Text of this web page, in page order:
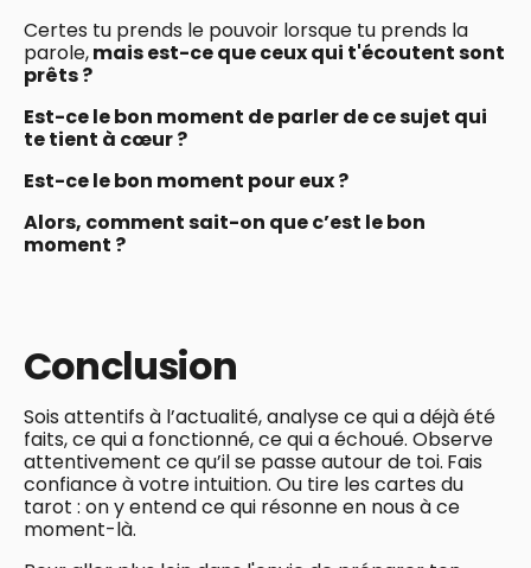
Certes tu prends le pouvoir lorsque tu prends la
parole,mais est-ce que ceux qui t'écoutent sont
prêts ?
Est-ce le bon moment de parler de ce sujet qui
te tient à cœur ?
Est-ce le bon moment pour eux ?
Alors, comment sait-on que c’est le bon
moment ?
Conclusion
Sois attentifs à l’actualité, analyse ce qui a déjà été
faits, ce qui a fonctionné, ce qui a échoué. Observe
attentivement ce qu’il se passe autour de toi. Fais
confiance à votre intuition. Ou tire les cartes du
tarot : on y entend ce qui résonne en nous à ce
moment-là.